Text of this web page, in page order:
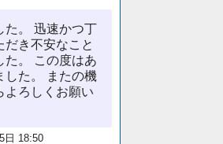
た。 迅速かつ丁
だき不安なこと
た。 この度はあ
した。 またの機
よろしくお願い
日 18:50